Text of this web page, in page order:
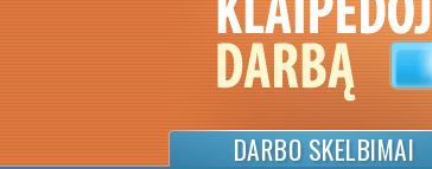
DARBO SKELBIMAI